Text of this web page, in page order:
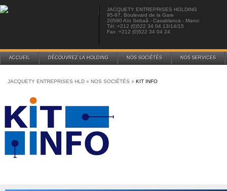
JACQUETY ENTREPRISES HOLDING
95-97, Boulevard de la Gare
20590 Aïn Sebaâ - Casablanca - Maroc
Tél :+212 (0)522 34 04 13/14/15
Fax :+212 (0)522 34 04 24
ACCUEIL DÉCOUVREZ LA HOLDING NOS SOCIÉTÉS NOS SERVICES
JACQUETY ENTREPRISES HLD » NOS SOCIÉTÉS » KIT INFO